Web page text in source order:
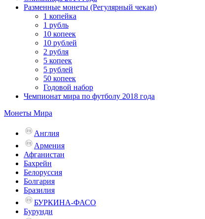
Разменные монеты (Регулярный чекан)
1 копейка
1 рубль
10 копеек
10 рублей
2 рубля
5 копеек
5 рублей
50 копеек
Годовой набор
Чемпионат мира по футболу 2018 года
Монеты Мира
Англия
Армения
Афганистан
Бахрейн
Белоруссия
Болгария
Бразилия
БУРКИНА-ФАСО
Бурунди